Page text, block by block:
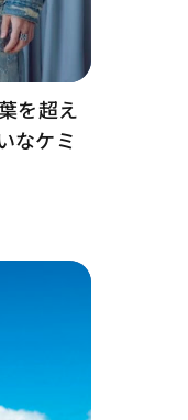
を超え
なケミ